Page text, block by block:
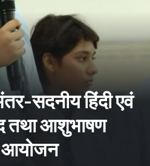
सदनीय हिंदी एवं
तथा आशुभाषण
आयोजन